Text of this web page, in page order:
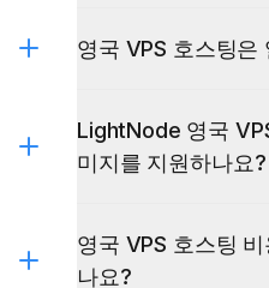
영국 VPS 호스팅은
LightNode 영국
미지를 지원하나요?
BlueStacks
영국 VPS 호스팅
나요?